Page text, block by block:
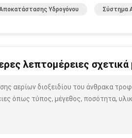
Υδρογόνου Σύστημα
λεπτομέρειες
αερίων διοξειδίου του άνθρακα
όπως τύπος, μέγεθος, ποσότητα,